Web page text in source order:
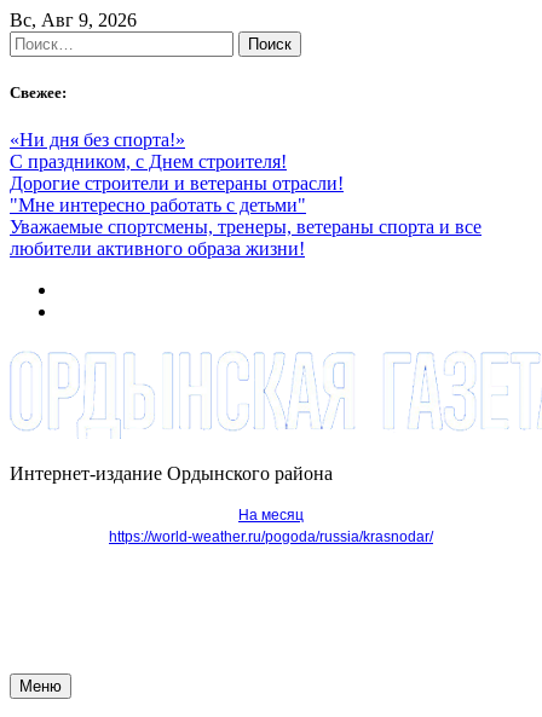
Skip
to
content
Вс, Авг 9, 2026
Найти:
Свежее:
«Ни дня без спорта!»
С праздником, с Днем строителя!
Дорогие строители и ветераны отрасли!
"Мне интересно работать с детьми"
Уважаемые спортсмены, тренеры, ветераны спорта и все
любители активного образа жизни!
Интернет-издание Ордынского района
На месяц
https://world-weather.ru/pogoda/russia/krasnodar/
Меню